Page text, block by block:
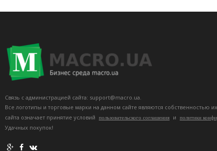
Связь с администрацией сайта: support@macro.ua.
Все логотипы и торговые марки на данном сайте являются собственностью
сайта означает принятие условий
пользовательского соглашения и политики
Удачных покупок!